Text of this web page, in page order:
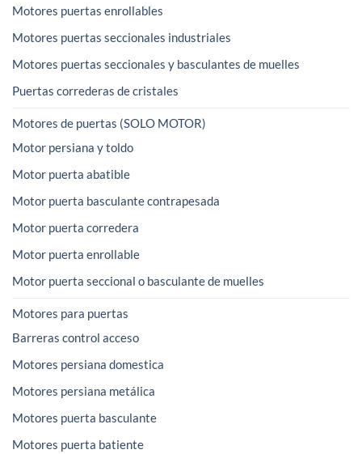
Motores puertas enrollables
Motores puertas seccionales industriales
Motores puertas seccionales y basculantes de muelles
Puertas correderas de cristales
Motores de puertas (SOLO MOTOR)
Motor persiana y toldo
Motor puerta abatible
Motor puerta basculante contrapesada
Motor puerta corredera
Motor puerta enrollable
Motor puerta seccional o basculante de muelles
Motores para puertas
Barreras control acceso
Motores persiana domestica
Motores persiana metálica
Motores puerta basculante
Motores puerta batiente